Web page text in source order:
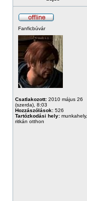
Fanficbúvár
Csatlakozott: 2010 május 26
(szerda), 8:03
Hozzászólások: 526
Tartózkodási hely: munkahely,
ritkán otthon